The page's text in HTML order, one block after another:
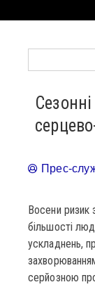
Прес-
Восени ризик
більшості
ускладнень,
серйозною